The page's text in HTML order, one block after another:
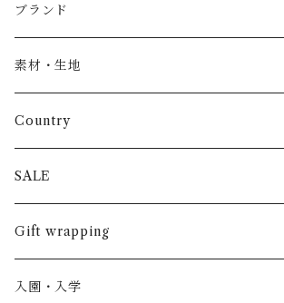
Baby
トップス
長袖
半袖
パンツ
長ズボン
半ズボン
スカート
ワンピース
カーディガン / 羽織もの
ブランド
AS WE GROW
ARCH&LINE
BABE & TESS
BOBOCHOSES
BONHEUR DU JOUR
素材・生地
コットン 100%
リネン( 麻 )
ウール
アルパカ
Country
France / フランス
Italy / イタリア
NY / ニューヨーク
SALE
男の子
女の子
Gift wrapping
入園・入学